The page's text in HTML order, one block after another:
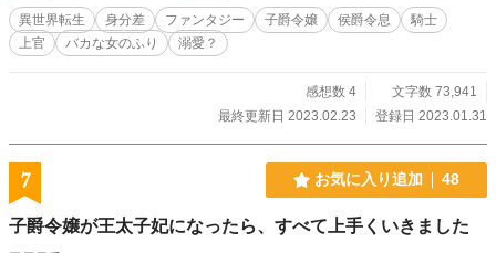
でしたら、そのままそっと閉じてください。 ＊作者の目は節穴のため、誤字脱
字は存在します。 ＊カクヨム様、小説家になろう様にも投稿しております。 ＊
小説家になろう様では異世界転生恋愛部門日間１位の評価をいただきました。
異世界転生 身分差 ファンタジー 子爵令嬢 侯爵令息
騎士
上官
バカな女のふり 溺愛？
感想数 4
文字数 73,941
最終更新日 2023.02.23
登録日 2023.01.31
7 お気に入り追加 48
子爵令嬢が王太子妃になったら、すべて上手くいきました